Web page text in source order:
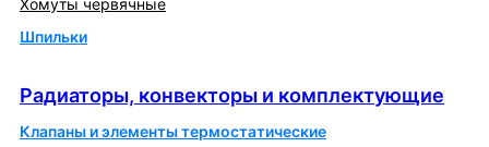
Хомуты червячные
Шпильки
Радиаторы, конвекторы и комплектующие
Клапаны и элементы термостатические